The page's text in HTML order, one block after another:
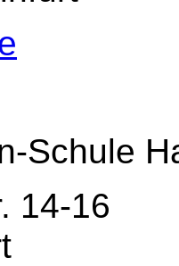
Schule
14-16